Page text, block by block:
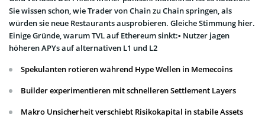
Sie wissen schon, wie Trader von Chain zu Chain springen, als
würden sie neue Restaurants ausprobieren. Gleiche Stimmung hier.
Einige Gründe, warum TVL auf Ethereum sinkt:• Nutzer jagen
höheren APYs auf alternativen L1 und L2
Spekulanten rotieren während Hype Wellen in Memecoins
Builder experimentieren mit schnelleren Settlement Layers
Makro Unsicherheit verschiebt Risikokapital in stabile Assets